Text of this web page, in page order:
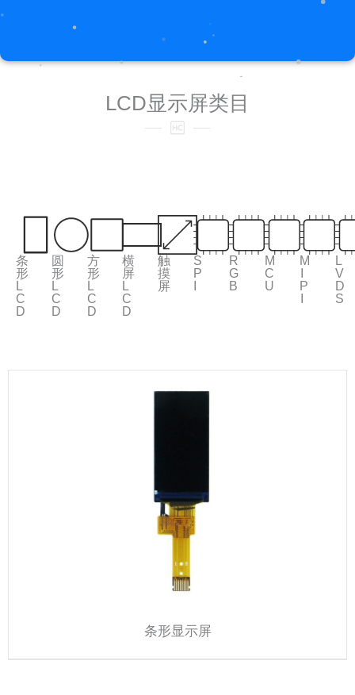
LCD显示屏类目
条
形
L
C
D
圆
形
L
C
D
方
形
L
C
D
横
屏
L
C
D
触
摸
屏
S
P
R
G
B
M
C
U
M
P
L
V
D
S
条形显示屏